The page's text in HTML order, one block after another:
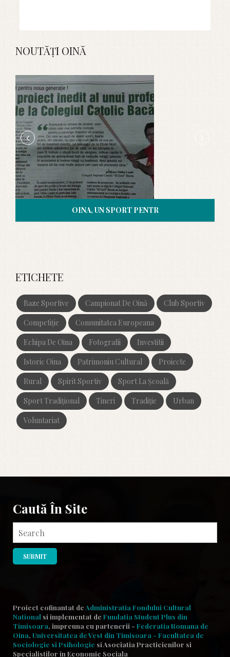
NOUTĂȚI OINĂ
OINA, UN SPORT PENTR
ETICHETE
Baze Sportive Campionat De Oină
Club Sportiv
Competiție
Comunitatea Europeana
Echipa De Oina
Fotografii
Investitii
Istoric Oina
Patrimoniu Cultural
Proiecte
Rural
Spirit Sportiv
Sport La Școală
Sport Tradițional
Tineri Tradiție
Urban
Voluntariat
Caută În Site
Proiect cofinantat de Administratia Fondului Cultural
National si implementat de Fundatia Student Plus din
Timisoara, impreuna cu partenerii - Federatia Romana de
Oina, Universitatea de Vest din Timisoara - Facultatea de
Sociologie si Psihologie si Asociatia Practicienilor si
Specialistilor in Economie Sociala